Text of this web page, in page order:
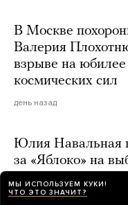
В Москве
Валерия
взрыве на
космических сил
день назад
Юлия Навальная
за «Яблоко» на
день назад
МЫ ИСПОЛЬЗУЕМ КУКИ!
ЧТО ЭТО ЗНАЧИТ?